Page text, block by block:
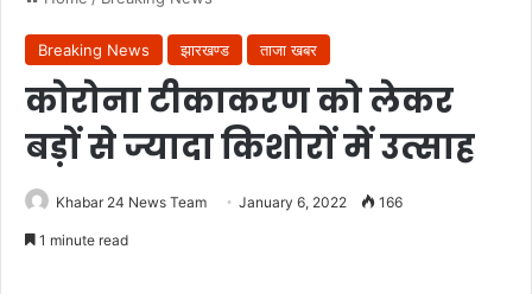
Breaking News झारखण्ड ताजा खबर
कोरोना टीकाकरण को लेकर
बड़ों से ज्यादा किशोरों में उत्साह
Khabar 24 News Team January 6, 2022 166
1 minute read